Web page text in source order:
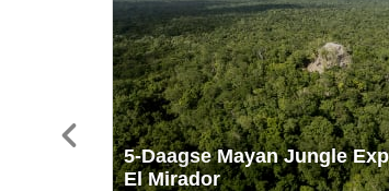
5-Daagse Mayan Jungle
El Mirador